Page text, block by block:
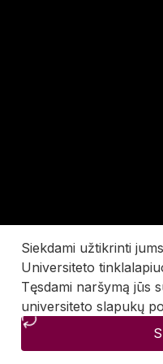
Siekdami užtikrinti
Universiteto
Tęsdami naršymą jūs
universiteto slapukų